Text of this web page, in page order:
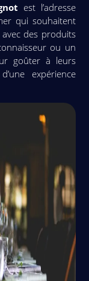
est l’adresse
qui souhaitent
des produits
ou un
goûter à leurs
expérience